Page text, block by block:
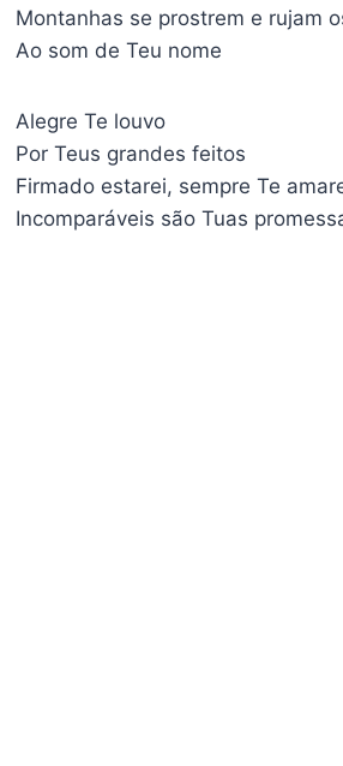
Montanhas se prostrem e rujam
Ao som de Teu nome
Alegre Te louvo
Por Teus grandes feitos
Firmado estarei, sempre Te
Incomparáveis são Tuas